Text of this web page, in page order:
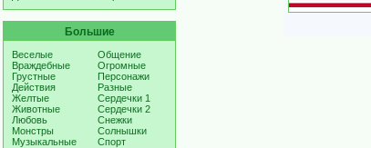
Большие
Веселые
Враждебные
Грустные
Действия
Желтые
Животные
Любовь
Монстры
Музыкальные
Общение
Огромные
Персонажи
Разные
Сердечки 1
Сердечки 2
Снежки
Солнышки
Спорт